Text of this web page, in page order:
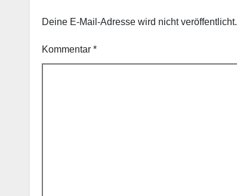
Deine E-Mail-Adresse wird nicht veröffentlicht.
Kommentar *